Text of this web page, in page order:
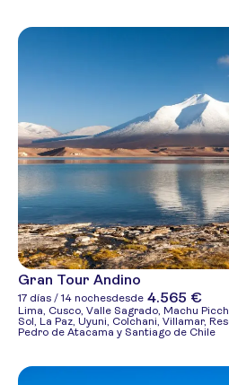
Gran Tour Andino
17 días / 14 nochesdesde 4.565 €
Lima, Cusco, Valle Sagrado, Machu
Sol, La Paz, Uyuni, Colchani, Villamar,
Pedro de Atacama y Santiago de Chile